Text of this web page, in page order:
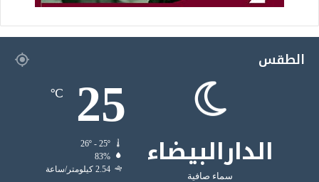
الطقس
الدارالبيضاء
سماء صافية
25
℃
83%
2.54 كيلومتر/ساعة